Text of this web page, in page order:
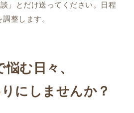
」とだけ送ってください。日程
調整します。
悩む日々、
にしませんか？